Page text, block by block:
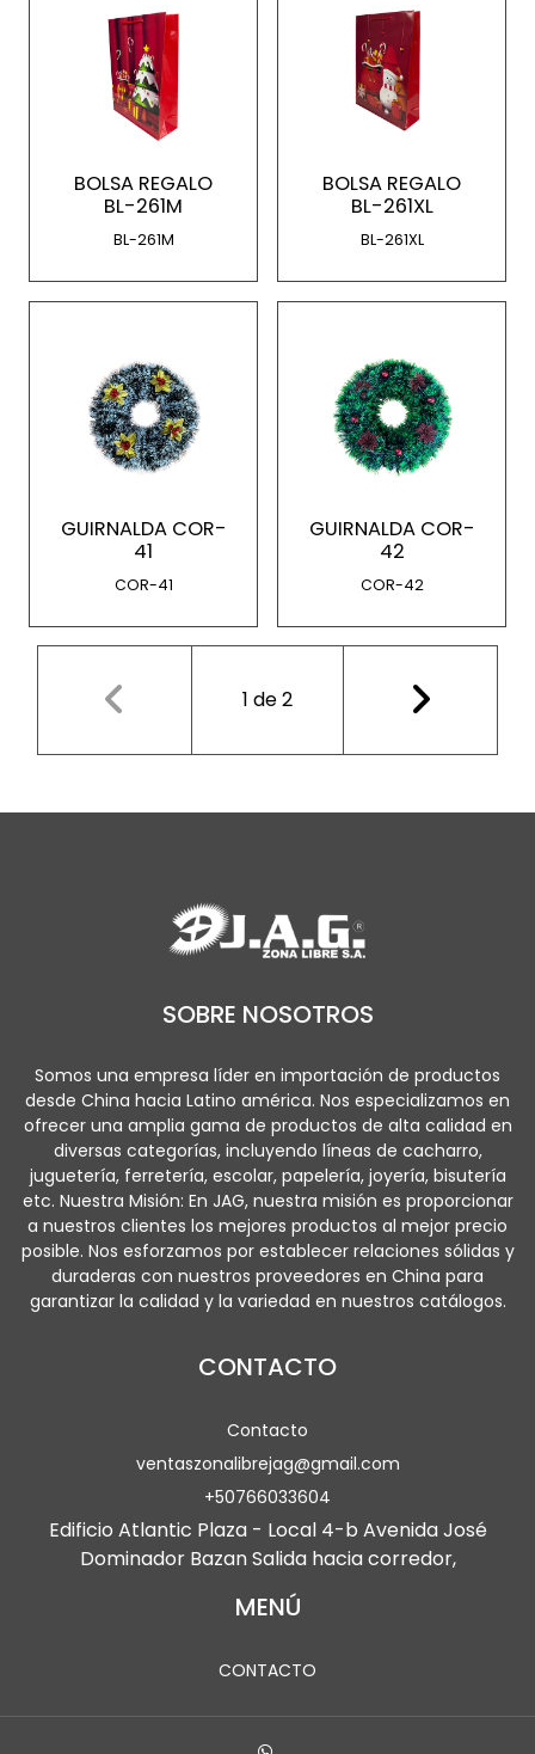
BOLSA REGALO
BL-261M
BL-261M
BOLSA REGALO
BL-261XL
BL-261XL
GUIRNALDA COR-
41
COR-41
GUIRNALDA COR-
42
COR-42
1 de2
SOBRE NOSOTROS
Somos una empresa líder en importación de productos
desde China hacia Latino américa. Nos especializamos en
ofrecer una amplia gama de productos de alta calidad en
diversas categorías, incluyendo líneas de cacharro,
juguetería, ferretería, escolar, papelería, joyería, bisutería
etc. Nuestra Misión: En JAG, nuestra misión es proporcionar
a nuestros clientes los mejores productos al mejor precio
posible. Nos esforzamos por establecer relaciones sólidas y
duraderas con nuestros proveedores en China para
garantizar la calidad y la variedad en nuestros catálogos.
CONTACTO
Contacto
ventaszonalibrejag@gmail.com
+50766033604
Edificio Atlantic Plaza - Local 4-b Avenida José
Dominador Bazan Salida hacia corredor,
MENÚ
CONTACTO